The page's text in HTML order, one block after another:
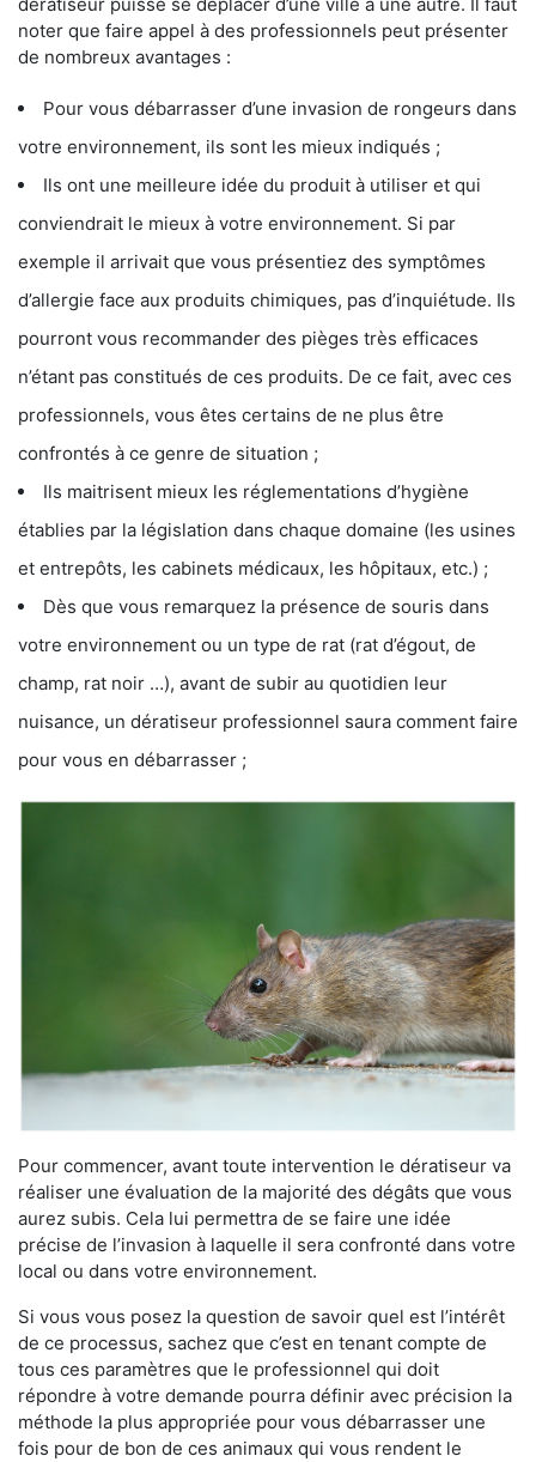
noter que faire appel à des professionnels peut présenter
de nombreux avantages :
Pour vous débarrasser d’une invasion de rongeurs dans
votre environnement, ils sont les mieux indiqués ;
Ils ont une meilleure idée du produit à utiliser et qui
conviendrait le mieux à votre environnement. Si par
exemple il arrivait que vous présentiez des symptômes
d’allergie face aux produits chimiques, pas d’inquiétude. Ils
pourront vous recommander des pièges très efficaces
n’étant pas constitués de ces produits. De ce fait, avec ces
professionnels, vous êtes certains de ne plus être
confrontés à ce genre de situation ;
Ils maitrisent mieux les réglementations d’hygiène
établies par la législation dans chaque domaine (les usines
et entrepôts, les cabinets médicaux, les hôpitaux, etc.) ;
Dès que vous remarquez la présence de souris dans
votre environnement ou un type de rat (rat d’égout, de
champ, rat noir …), avant de subir au quotidien leur
nuisance, un dératiseur professionnel saura comment faire
pour vous en débarrasser ;
Pour commencer, avant toute intervention le dératiseur va
réaliser une évaluation de la majorité des dégâts que vous
aurez subis. Cela lui permettra de se faire une idée
précise de l’invasion à laquelle il sera confronté dans votre
local ou dans votre environnement.
Si vous vous posez la question de savoir quel est l’intérêt
de ce processus, sachez que c’est en tenant compte de
tous ces paramètres que le professionnel qui doit
répondre à votre demande pourra définir avec précision la
méthode la plus appropriée pour vous débarrasser une
fois pour de bon de ces animaux qui vous rendent le